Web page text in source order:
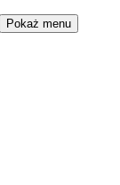
Pokaż menu